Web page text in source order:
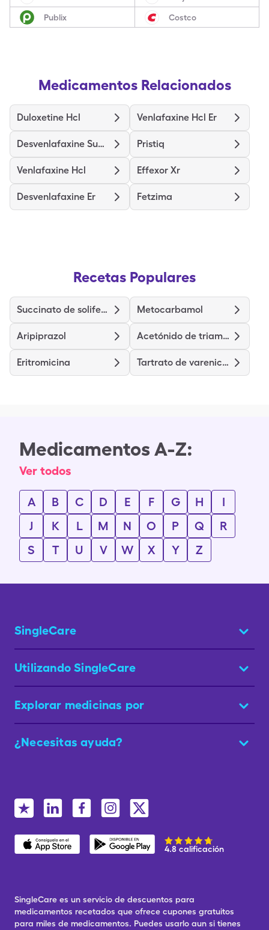
Publix Costco
Medicamentos Relacionados
Duloxetine Hcl Venlafaxine Hcl Er
Desvenlafaxine Succinate Er Pristiq
Venlafaxine Hcl Effexor Xr
Desvenlafaxine Er Fetzima
Recetas Populares
Succinato de solifenacina Metocarbamol
Aripiprazol Acetónido de triamcinolona
Eritromicina Tartrato de vareniclina
Medicamentos A-Z:
Ver todos
A B C D E F G H
I
J
K L M N O P Q
R
S
T U V W X Y Z
SingleCare
Utilizando SingleCare
Explorar medicinas por
¿Necesitas ayuda?
4.8 calificación
SingleCare es un servicio de descuentos para
medicamentos recetados que ofrece cupones gratuitos
para miles de medicamentos. Puedes usarlo aun si tienes